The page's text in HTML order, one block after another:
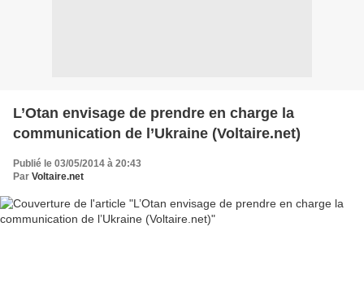
L’Otan envisage de prendre en charge la
communication de l’Ukraine (Voltaire.net)
Publié le 03/05/2014 à 20:43
Par Voltaire.net